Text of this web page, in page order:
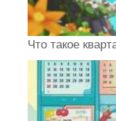
Что такое